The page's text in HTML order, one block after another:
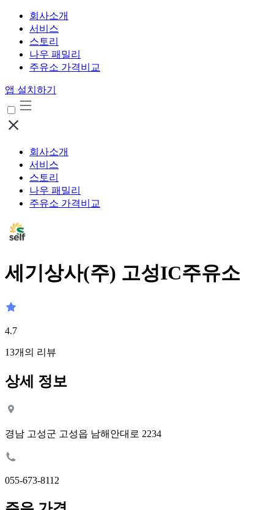
회사소개
서비스
스토리
나우 패밀리
주유소 가격비교
앱 설치하기
회사소개
서비스
스토리
나우 패밀리
주유소 가격비교
세기상사(주) 고성IC주유소
4.7
13개의 리뷰
상세 정보
경남 고성군 고성읍 남해안대로 2234
055-673-8112